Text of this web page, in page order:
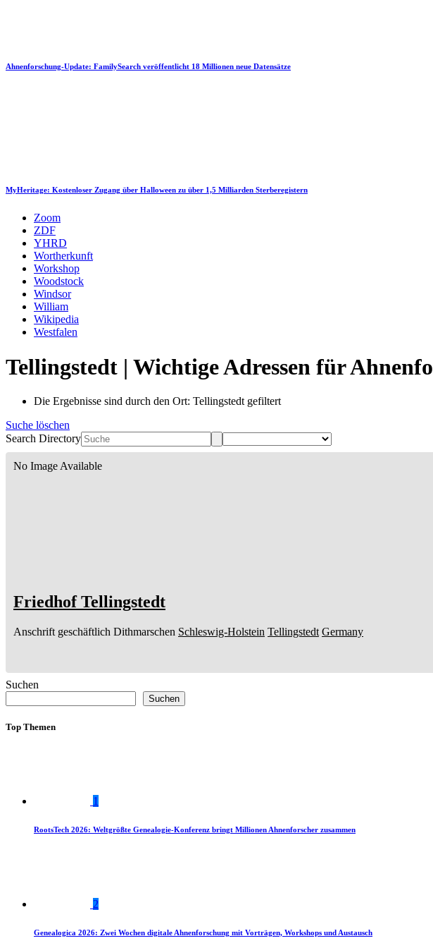
Ahnenforschung-Update: FamilySearch veröffentlicht 18 Millionen neue Datensätze
MyHeritage: Kostenloser Zugang über Halloween zu über 1,5 Milliarden Sterberegistern
Zoom
ZDF
YHRD
Wortherkunft
Workshop
Woodstock
Windsor
William
Wikipedia
Westfalen
Tellingstedt | Wichtige Adressen für
Die Ergebnisse sind durch den Ort: Tellingstedt gefiltert
Suche löschen
Search Directory
No Image Available
Friedhof Tellingstedt
Anschrift geschäftlich Dithmarschen Schleswig-Holstein Tellingstedt Germany
Suchen
Suchen
Top Themen
1
RootsTech 2026: Weltgrößte Genealogie-Konferenz bringt Millionen Ahnenforscher zusammen
2
Genealogica 2026: Zwei Wochen digitale Ahnenforschung mit Vorträgen, Workshops und Austausch